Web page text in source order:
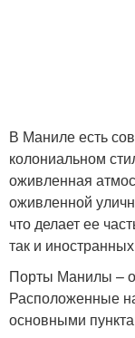
В Маниле есть
колониальном
оживленная
оживленной
что делает ее
так и
Порты Манилы –
Расположенные
основными